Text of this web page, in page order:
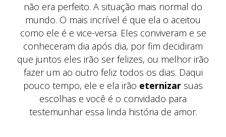
não era perfeito. A situação mais normal do
mundo. O mais incrível é que ela o aceitou
como ele é e vice-versa. Eles conviveram e se
conheceram dia após dia, por fim decidiram
que juntos eles irão ser felizes, ou melhor irão
fazer um ao outro feliz todos os dias. Daqui
pouco tempo, ele e ela irão eternizar suas
escolhas e você é o convidado para
testemunhar essa linda história de amor.